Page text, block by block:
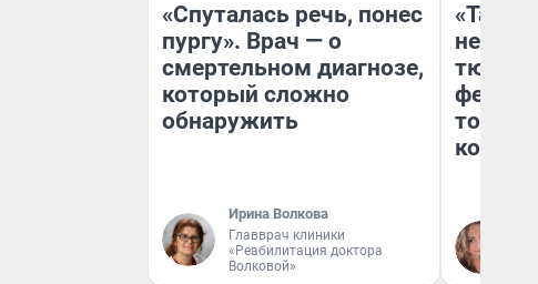
«Спуталась речь, понес
пургу». Врач — о
смертельном диагнозе,
который сложно
обнаружить
Ирина Волкова
Главврач клиники
«Реабилитация доктора
Волковой»
не